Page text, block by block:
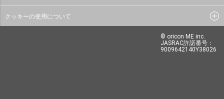
クッキーの使用について
© oricon ME inc.
JASRAC許諾番号：
9009642140Y38026